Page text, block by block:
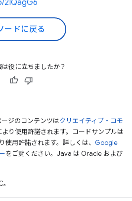
2IQagG6
ードに戻る
は役に立ちましたか？
ジのコンテンツはクリエイティブ・コモ
より使用許諾されます。コードサンプルは
使用許諾されます。詳しくは、 Google
をご覧ください。Java は Oracle および